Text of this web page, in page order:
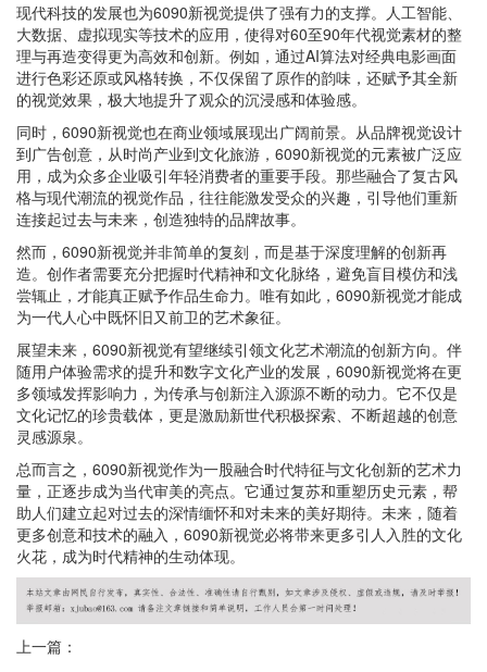
现代科技的发展也为6090新视觉提供了强有力的支撑。人工智能、
大数据、虚拟现实等技术的应用，使得对60至90年代视觉素材的整
理与再造变得更为高效和创新。例如，通过AI算法对经典电影画面
进行色彩还原或风格转换，不仅保留了原作的韵味，还赋予其全新
的视觉效果，极大地提升了观众的沉浸感和体验感。
同时，6090新视觉也在商业领域展现出广阔前景。从品牌视觉设计
到广告创意，从时尚产业到文化旅游，6090新视觉的元素被广泛应
用，成为众多企业吸引年轻消费者的重要手段。那些融合了复古风
格与现代潮流的视觉作品，往往能激发受众的兴趣，引导他们重新
连接起过去与未来，创造独特的品牌故事。
然而，6090新视觉并非简单的复刻，而是基于深度理解的创新再
造。创作者需要充分把握时代精神和文化脉络，避免盲目模仿和浅
尝辄止，才能真正赋予作品生命力。唯有如此，6090新视觉才能成
为一代人心中既怀旧又前卫的艺术象征。
展望未来，6090新视觉有望继续引领文化艺术潮流的创新方向。伴
随用户体验需求的提升和数字文化产业的发展，6090新视觉将在更
多领域发挥影响力，为传承与创新注入源源不断的动力。它不仅是
文化记忆的珍贵载体，更是激励新世代积极探索、不断超越的创意
灵感源泉。
总而言之，6090新视觉作为一股融合时代特征与文化创新的艺术力
量，正逐步成为当代审美的亮点。它通过复苏和重塑历史元素，帮
助人们建立起对过去的深情缅怀和对未来的美好期待。未来，随着
更多创意和技术的融入，6090新视觉必将带来更多引人入胜的文化
火花，成为时代精神的生动体现。
上一篇：